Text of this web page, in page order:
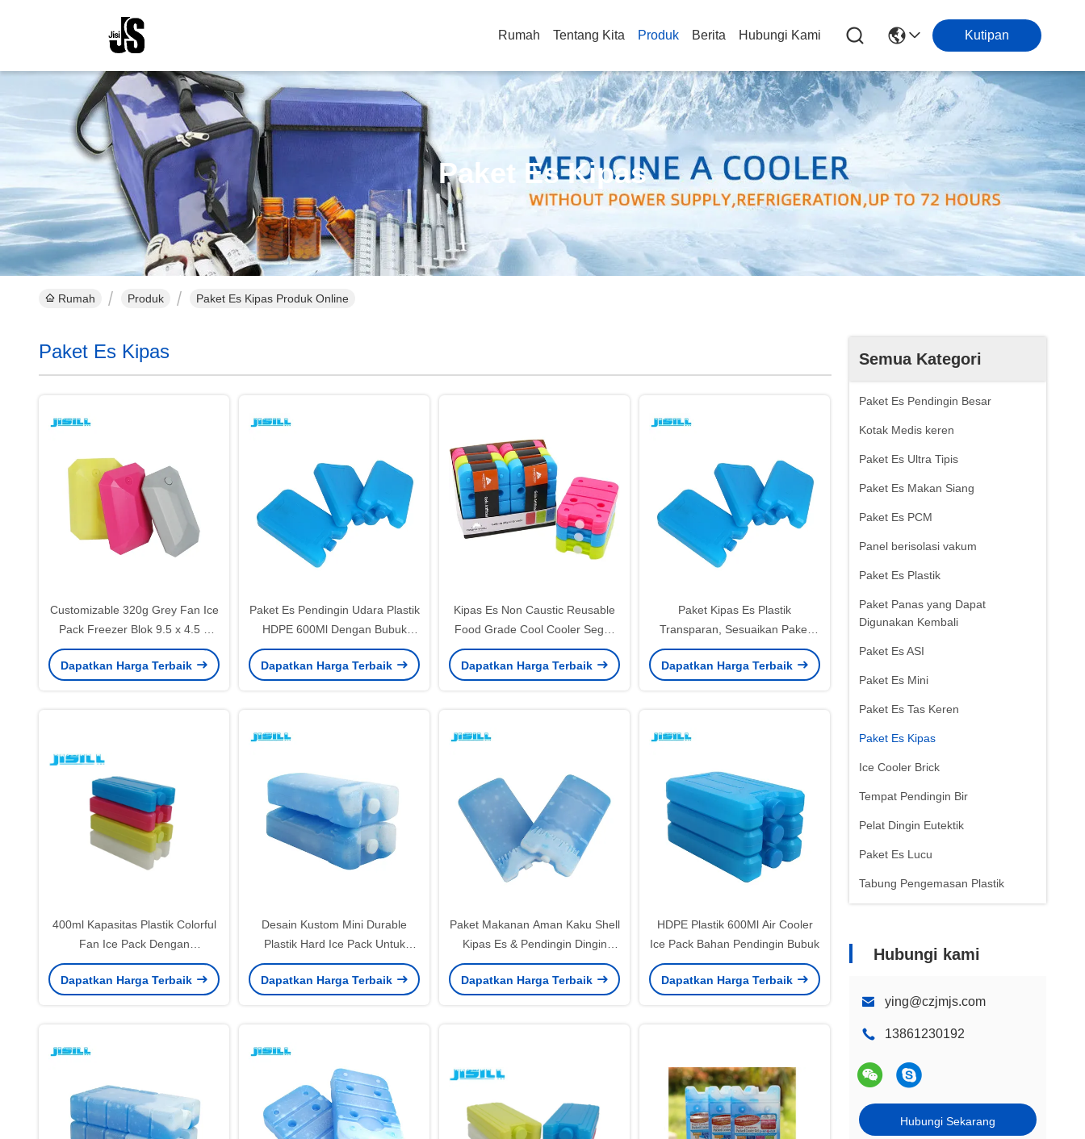
Rumah Tentang Kita Produk Berita Hubungi Kami Kutipan
Paket Es Kipas
Rumah Produk Paket Es Kipas Produk Online
Semua Kategori
Paket Es Pendingin Besar
Kotak Medis keren
Paket Es Ultra Tipis
Paket Es Makan Siang
Paket Es PCM
Panel berisolasi vakum
Paket Es Plastik
Paket Panas yang Dapat
Digunakan Kembali
Paket Es ASI
Paket Es Mini
Paket Es Tas Keren
Paket Es Kipas
Ice Cooler Brick
Tempat Pendingin Bir
Pelat Dingin Eutektik
Paket Es Lucu
Tabung Pengemasan Plastik
digunakan kembali
Hubungi kami
ying@czjmjs.com
13861230192
Hubungi Sekarang
Paket Es Kipas
Customizable 320g Grey Fan Ice
Pack Freezer Blok 9.5 x 4.5 x
3.5cm
Dapatkan Harga Terbaik
Paket Es Pendingin Udara Plastik
HDPE 600Ml Dengan Bubuk
Pendingin Di Dalam Bahan
Dapatkan Harga Terbaik
Kipas Es Non Caustic Reusable
Food Grade Cool Cooler Segar
450G
Dapatkan Harga Terbaik
Paket Kipas Es Plastik
Transparan, Sesuaikan Paket
Freezer Es Untuk Pendinginan
Minuman
Dapatkan Harga Terbaik
400ml Kapasitas Plastik Colorful
Fan Ice Pack Dengan
Pendinginan Powder Untuk
Pendinginan Musim Panas
Dapatkan Harga Terbaik
Desain Kustom Mini Durable
Plastik Hard Ice Pack Untuk
Penggemar 280G
Dapatkan Harga Terbaik
Paket Makanan Aman Kaku Shell
Kipas Es & Pendingin Dingin
Segar Paket Es Makan Siang
Ramping
Dapatkan Harga Terbaik
HDPE Plastik 600Ml Air Cooler
Ice Pack Bahan Pendingin Bubuk
Dapatkan Harga Terbaik